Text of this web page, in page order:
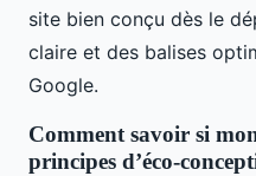
site bien conçu dès le
claire et des balises
Google.
Comment savoir si
principes d’éco-